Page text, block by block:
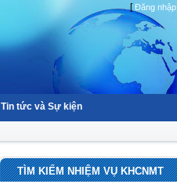
[Đăng nhập
Tin tức và Sự kiện
TÌM KIẾM NHIỆM VỤ KHCNMT